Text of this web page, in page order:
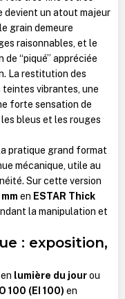
devient un atout majeur
grain demeure
raisonnables, et le
“piqué” appréciée
La restitution des
vibrantes, une
forte sensation de
bleus et les rouges
pratique grand format
mécanique, utile au
Sur cette version
en ESTAR Thick
la manipulation et
: exposition,
lumière du jourou
100 (EI 100) en